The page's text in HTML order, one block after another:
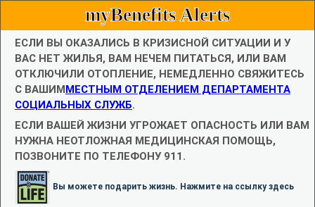
myBenefits Alerts
ЕСЛИ ВЫ ОКАЗАЛИСЬ В КРИЗИСНОЙ СИТУАЦИИ И У
ВАС НЕТ ЖИЛЬЯ, ВАМ НЕЧЕМ ПИТАТЬСЯ, ИЛИ ВАМ
ОТКЛЮЧИЛИ ОТОПЛЕНИЕ, НЕМЕДЛЕННО СВЯЖИТЕСЬ
С ВАШИММЕСТНЫМ ОТДЕЛЕНИЕМ ДЕПАРТАМЕНТА
СОЦИАЛЬНЫХ СЛУЖБ.
ЕСЛИ ВАШЕЙ ЖИЗНИ УГРОЖАЕТ ОПАСНОСТЬ ИЛИ ВАМ
НУЖНА НЕОТЛОЖНАЯ МЕДИЦИНСКАЯ ПОМОЩЬ,
ПОЗВОНИТЕ ПО ТЕЛЕФОНУ 911.
Вы можете подарить жизнь. Нажмите на ссылку здесь